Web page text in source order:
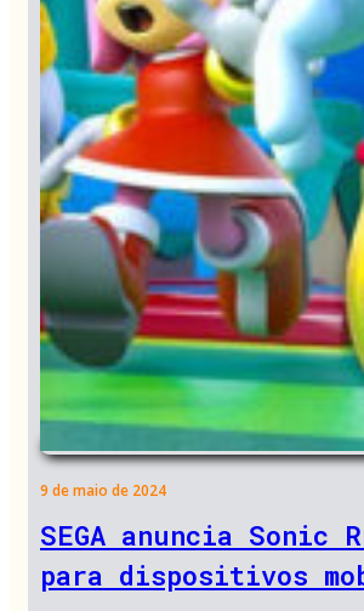
9 de maio de 2024
SEGA anuncia Sonic
para dispositivos